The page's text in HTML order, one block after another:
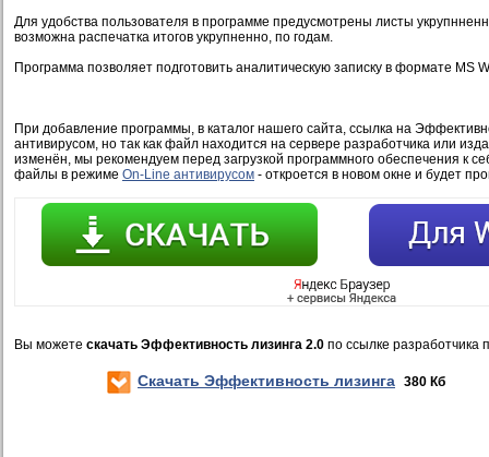
Для удобства пользователя в программе предусмотрены листы
возможна распечатка итогов укрупненно, по годам.
Программа позволяет подготовить аналитическую записку в формате MS
При добавление программы, в каталог нашего сайта, ссылка на
антивирусом, но так как файл находится на сервере разработчика или
изменён, мы рекомендуем перед загрузкой программного обеспечения к
файлы в режиме On-Line антивирусом - откроется в новом окне и будет
Вы можете скачать Эффективность лизинга 2.0 по ссылке разработчика
Скачать Эффективность лизинга 380 Кб